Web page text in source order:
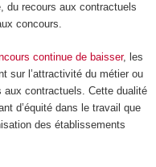
du recours aux contractuels
concours.
continue de baisser, les
sur l’attractivité du métier ou
aux contractuels. Cette dualité
d’équité dans le travail que
des établissements